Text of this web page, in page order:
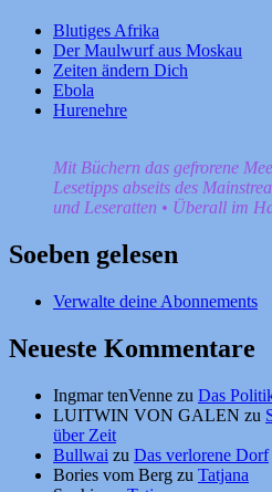
Blutiges Afrika
Der Maulwurf aus Moskau
Zeiten ändern Dich
Ebola
Hurenehre
Mit Büchern das gefrorene
Lesetipps abseits des
und Leseratten • Überall im
Soeben gelesen
Verwalte deine Abonnements
Neueste Kommentare
Ingmar tenVenne zu Das
LUITWIN VON GALEN zu
über Zeit
Bullwai zu Das verlorene Dorf
Bories vom Berg zu Tatjana